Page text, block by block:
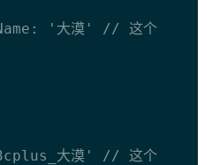
大漠' // 这个